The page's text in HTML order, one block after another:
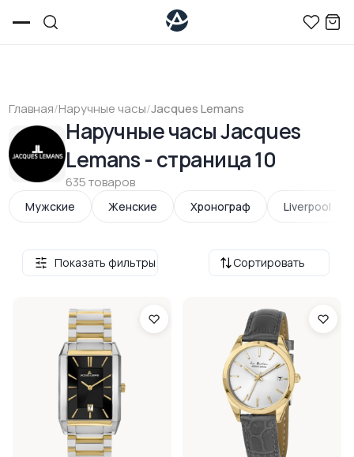
Главная/Наручные часы/Jacques Lemans
Наручные часы Jacques
Lemans - страница 10
635 товаров
Мужские Женские Хронограф Liverpool
Сортировать
Показать фильтры